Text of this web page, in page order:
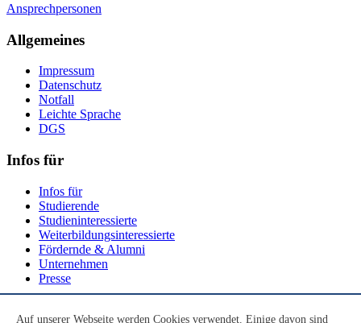
Ansprechpersonen
Allgemeines
Impressum
Datenschutz
Notfall
Leichte Sprache
DGS
Infos für
Infos für
Studierende
Studieninteressierte
Weiterbildungsinteressierte
Fördernde & Alumni
Unternehmen
Presse
Auf unserer Webseite werden Cookies verwendet. Einige davon sind